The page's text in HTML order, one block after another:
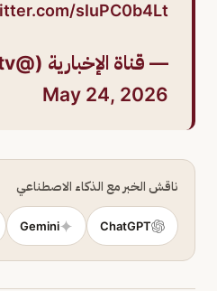
sIuPC0b4Lt
— قناة الإخبارية (@alekhbariyatv)
May 24, 2026
ناقش الخبر مع الذكاء الاصطناعي
ChatGPT
Gemini